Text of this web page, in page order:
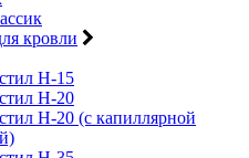
кровли
Н-15
Н-20
Н-20 (с капиллярной